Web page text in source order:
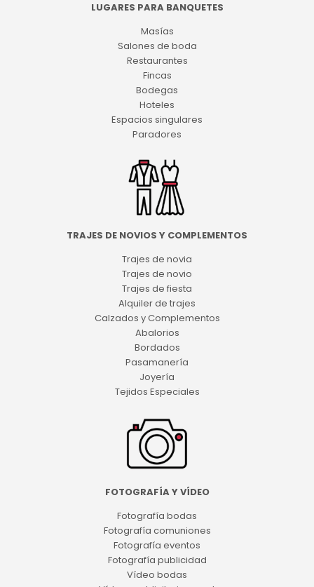
LUGARES PARA BANQUETES
Masías
Salones de boda
Restaurantes
Fincas
Bodegas
Hoteles
Espacios singulares
Paradores
TRAJES DE NOVIOS Y COMPLEMENTOS
Trajes de novia
Trajes de novio
Trajes de fiesta
Alquiler de trajes
Calzados y Complementos
Abalorios
Bordados
Pasamanería
Joyería
Tejidos Especiales
FOTOGRAFÍA Y VÍDEO
Fotografía bodas
Fotografía comuniones
Fotografía eventos
Fotografía publicidad
Vídeo bodas